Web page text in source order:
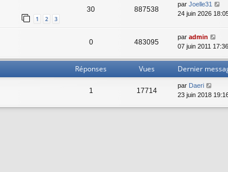
1 2 3
30 887538
par Joelle31
24 juin 2026
0 483095
par admin
07 juin 2011 17:36
Réponses Vues Dernier
1 17714
par Daeri
23 juin 2018